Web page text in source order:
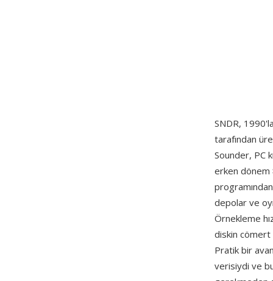
SNDR,
tarafından
Sounder, PC
erken dönem
depolar ve
Örnekleme
diskin cömert
Pratik bir
verisiydi ve